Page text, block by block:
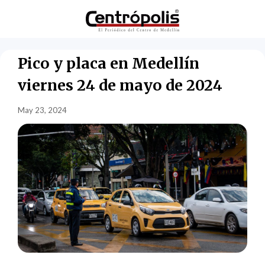
Pico y placa en Medellín
viernes 24 de mayo de 2024
May 23, 2024